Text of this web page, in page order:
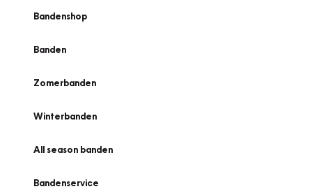
Bandenshop
Banden
Zomerbanden
Winterbanden
All season banden
Bandenservice